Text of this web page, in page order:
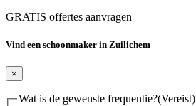
GRATIS offertes aanvragen
Vind een schoonmaker in Zuilichem
×
Wat is de gewenste frequentie?(Vereist)